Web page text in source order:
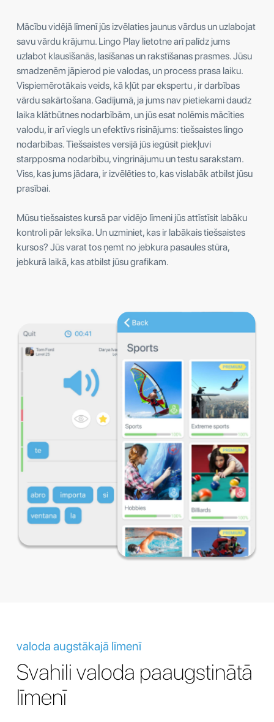
Mācību vidējā līmenī jūs izvēlaties jaunus vārdus un uzlabojat
savu vārdu krājumu. Lingo Play lietotne arī palīdz jums
uzlabot klausīšanās, lasīšanas un rakstīšanas prasmes. Jūsu
smadzenēm jāpierod pie valodas, un process prasa laiku.
Vispiemērotākais veids, kā kļūt par ekspertu , ir darbības
vārdu sakārtošana. Gadījumā, ja jums nav pietiekami daudz
laika klātbūtnes nodarbībām, un jūs esat nolēmis mācīties
valodu, ir arī viegls un efektīvs risinājums: tiešsaistes lingo
nodarbības. Tiešsaistes versijā jūs iegūsit piekļuvi
starpposma nodarbību, vingrinājumu un testu sarakstam.
Viss, kas jums jādara, ir izvēlēties to, kas vislabāk atbilst jūsu
prasībai.
Mūsu tiešsaistes kursā par vidējo līmeni jūs attīstīsit labāku
kontroli pār leksika. Un uzminiet, kas ir labākais tiešsaistes
kursos? Jūs varat tos ņemt no jebkura pasaules stūra,
jebkurā laikā, kas atbilst jūsu grafikam.
valoda augstākajā līmenī
Svahili valoda paaugstinātā
līmenī